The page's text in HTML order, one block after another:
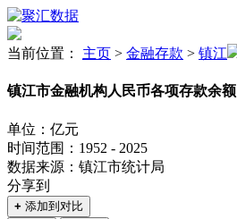
当前位置： 主页 > 金融存款 > 镇江
镇江市金融机构人民币各项存款余额
单位：亿元
时间范围：1952 - 2025
数据来源：镇江市统计局
分享到
+ 添加到对比